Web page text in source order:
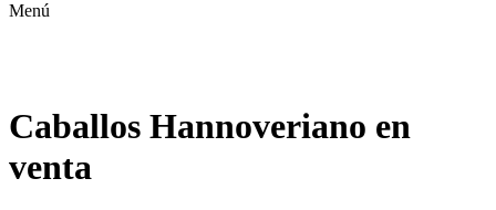
Menú
Caballos Hannoveriano en
venta